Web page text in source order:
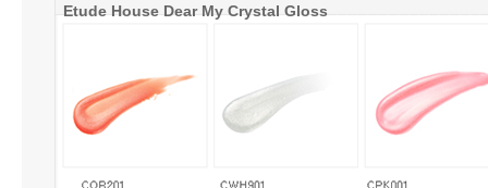
Etude House Dear My Crystal Gloss